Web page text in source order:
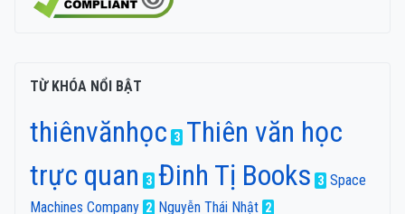
TỪ KHÓA NỔI BẬT
thiênvănhọc 3 Thiên văn học
trực quan
3 Đinh Tị Books 3 Space
Machines Company 2 Nguyễn Thái Nhật 2